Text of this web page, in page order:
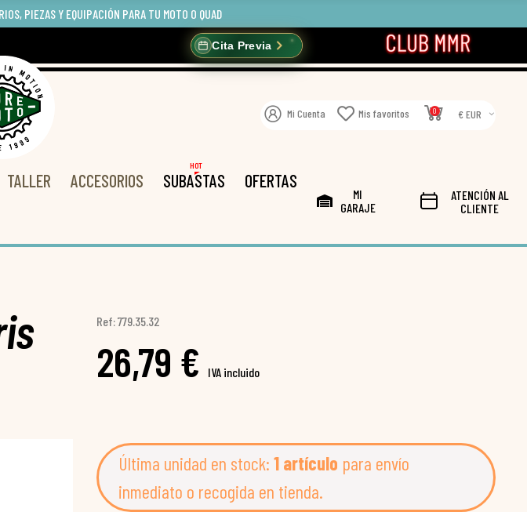
PIEZAS Y EQUIPACIÓN PARA TU MOTO O QUAD
Cita Previa
Mi Cuenta Mis favoritos 0 € EUR
TALLER ACCESORIOS SUBASTAS
HOT
OFERTAS
MI
GARAJE
ATENCIÓN AL
CLIENTE
Ref: 779.35.32
26,79 € IVA incluido
Última unidad en stock: 1 artículo para envío
inmediato o recogida en tienda.